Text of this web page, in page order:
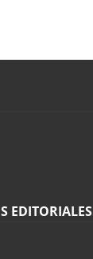
EDITORIALES